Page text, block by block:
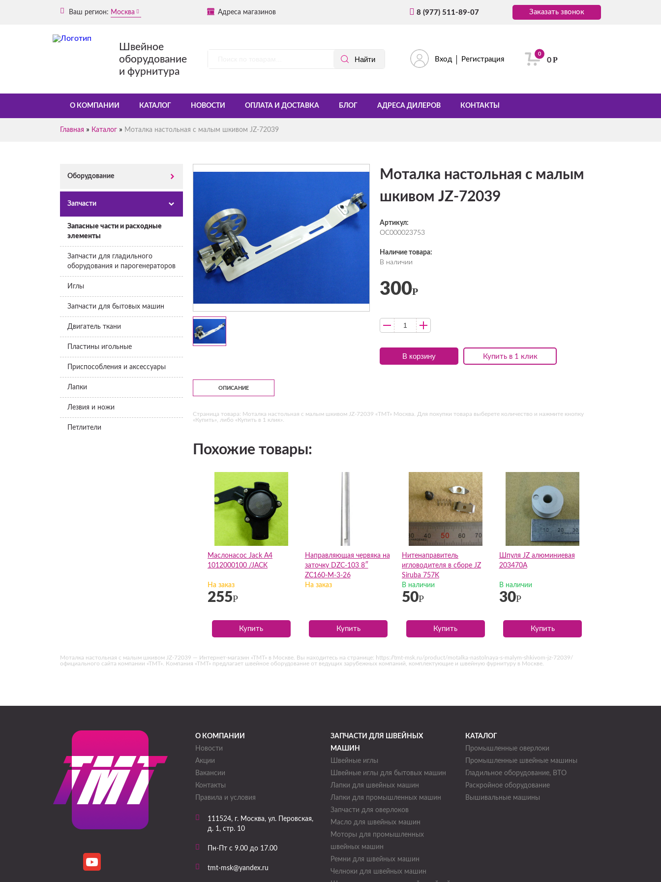
Ваш регион: Москва Адреса магазинов 8 (977) 511-89-07 Заказать звонок
Швейное
оборудование
и фурнитура
Вход Регистрация
0
0Р
О КОМПАНИИ КАТАЛОГ НОВОСТИ ОПЛАТА И ДОСТАВКА БЛОГ АДРЕСА ДИЛЕРОВ КОНТАКТЫ
Главная » Каталог » Моталка настольная с малым шкивом JZ-72039
Оборудование
Запчасти
Запасные части и расходные
элементы
Запчасти для гладильного
оборудования и парогенераторов
Иглы
Запчасти для бытовых машин
Двигатель ткани
Пластины игольные
Приспособления и аксессуары
Лапки
Лезвия и ножи
Петлители
Моталка настольная с малым
шкивом JZ-72039
Артикул:
ОС000023753
Наличие товара:
В наличии
Купить в 1 клик
300Р
В корзину
ОПИСАНИЕ
Страница товара: Моталка настольная с малым шкивом JZ-72039 «ТМТ» Москва. Для покупки товара выберете количество и нажмите кнопку
«Купить», либо «Купить в 1 клик».
Похожие товары:
Маслонасос Jack A4
1012000100 /JACK
На заказ
255Р
Купить
Направляющая червяка на
заточку DZC-103 8″
ZC160-M-3-26
На заказ
Купить
Нитенаправитель
игловодителя в сборе JZ
Siruba 757K
В наличии
50Р
Купить
Шпуля JZ алюминиевая
203470A
В наличии
30Р
Купить
Моталка настольная с малым шкивом JZ-72039 — Интернет-магазин «ТМТ» в Москве. Вы находитесь на странице: https://tmt-msk.ru/product/motalka-nastolnaya-s-malym-shkivom-jz-72039/
официального сайта компании «ТМТ». Компания «ТМТ» предлагает швейное оборудование от ведущих зарубежных компаний, комплектующие и швейную фурнитуру в Москве.
О КОМПАНИИ
Новости
Акции
Вакансии
Контакты
Правила и условия
111524, г. Москва, ул. Перовская,
д. 1, стр. 10
Пн-Пт с 9.00 до 17.00
tmt-msk@yandex.ru
ЗАПЧАСТИ ДЛЯ ШВЕЙНЫХ
МАШИН
Швейные иглы
Швейные иглы для бытовых машин
Лапки для швейных машин
Лапки для промышленных машин
Запчасти для оверлоков
Масло для швейных машин
Моторы для промышленных
швейных машин
Ремни для швейных машин
Челноки для швейных машин
КАТАЛОГ
Промышленные оверлоки
Промышленные швейные машины
Гладильное оборудование, ВТО
Раскройное оборудование
Вышивальные машины